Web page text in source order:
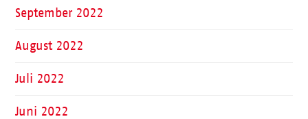
September 2022
August 2022
Juli 2022
Juni 2022